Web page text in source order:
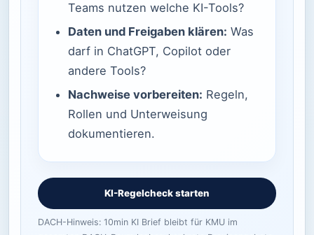
Teams nutzen welche KI-Tools?
Daten und Freigaben klären: Was
darf in ChatGPT, Copilot oder
andere Tools?
Nachweise vorbereiten: Regeln,
Rollen und Unterweisung
dokumentieren.
KI-Regelcheck starten
DACH-Hinweis: 10min KI Brief bleibt für KMU im